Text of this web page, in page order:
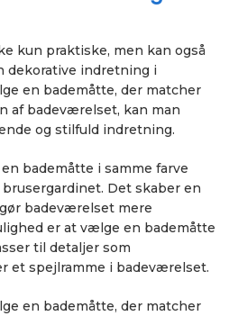
kun praktiske, men kan også
dekorative indretning i
en bademåtte, der matcher
af badeværelset, kan man
og stilfuld indretning.
bademåtte i samme farve
Det skaber en
badeværelset mere
er at vælge en bademåtte
til detaljer som
et spejlramme i badeværelset.
en bademåtte, der matcher